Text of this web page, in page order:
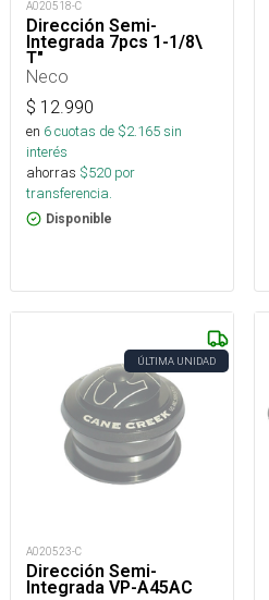
A020518-C
Dirección Semi-
Integrada 7pcs 1-1/8\
T"
Neco
$ 12.990
en 6cuotas de $2.165sin
interés
ahorras $520 por
transferencia.
Disponible
ÚLTIMA UNIDAD
A020523-C
Dirección Semi-
Integrada VP-A45AC